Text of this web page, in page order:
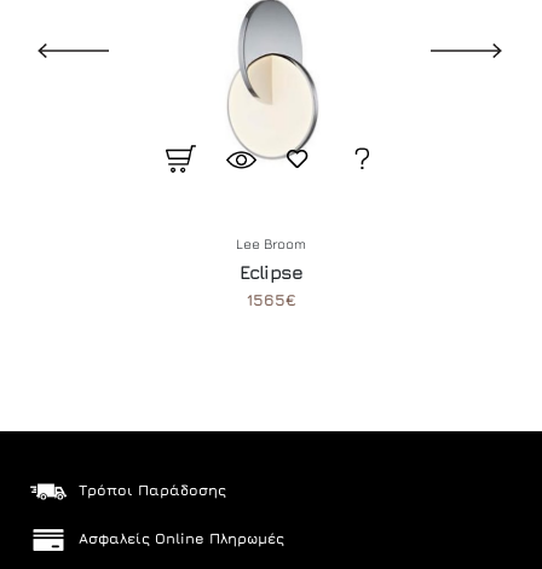
Lee Broom
Eclipse
1565€
Τρόποι Παράδοσης
Ασφαλείς Online Πληρωμές